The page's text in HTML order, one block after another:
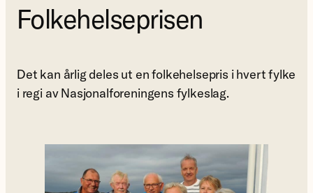
Folkehelseprisen
Det kan årlig deles ut en folkehelsepris i hvert fylke
i regi av Nasjonalforeningens fylkeslag.